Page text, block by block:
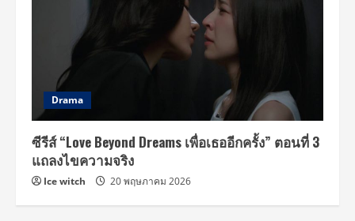
Drama
ซีรีส์ “Love Beyond Dreams เพื่อเธออีกครั้ง” ตอนที่ 3
แถลงไขความจริง
Ice witch 20 พฤษภาคม 2026